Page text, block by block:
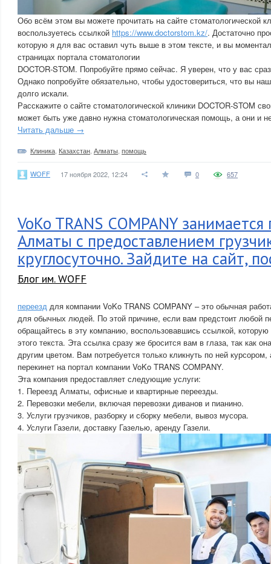
Обо всём этом вы можете прочитать на сайте стоматологической
воспользуетесь ссылкой https://www.doctorstom.kz/. Достаточно
которую я для вас оставил чуть выше в этом тексте, и вы
страницах портала стоматологии
DOCTOR-STOM. Попробуйте прямо сейчас. Я уверен, что у вас
Однако попробуйте обязательно, чтобы удостовериться, что вы
долго искали.
Расскажите о сайте стоматологической клиники DOCTOR-STOM
может быть уже давно нужна стоматологическая помощь, а они и
Читать дальше →
Клиника Казахстан Алматы помощь
WOFF 17 ноября 2022, 12:24 0 657
VoKo TRANS COMPANY
Алматы с предоставлением
круглосуточно. Зайдите на сайт,
Блог им. WOFF
переезд для компании VoKo TRANS COMPANY – это обычная
для обычных людей. По этой причине, если вам предстоит любой
обращайтесь в эту компанию, воспользовавшись ссылкой,
этого текста. Эта ссылка сразу же бросится вам в глаза, так как
другим цветом. Вам потребуется только кликнуть по ней курсором,
перекинет на портал компании VoKo TRANS COMPANY.
Эта компания предоставляет следующие услуги:
1. Переезд Алматы, офисные и квартирные переезды.
2. Перевозки мебели, включая перевозки диванов и пианино.
3. Услуги грузчиков, разборку и сборку мебели, вывоз мусора.
4. Услуги Газели, доставку Газелью, аренду Газели.